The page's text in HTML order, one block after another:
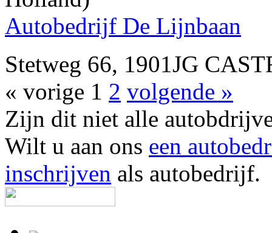
Autobedrijf De Lijnbaan
Stetweg 66, 1901JG
« vorige 1 2 volgende »
Zijn dit niet alle
Wilt u aan ons een
inschrijven als autobedrijf.